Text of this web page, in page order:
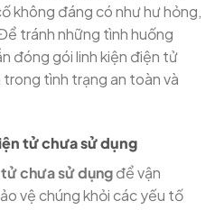
không đáng có như hư hỏng,
tránh những tình huống
đóng gói linh kiện điện tử
tình trạng an toàn và
tử chưa sử dụng
chưa sử dụngđể vận
vệ chúng khỏi các yếu tố